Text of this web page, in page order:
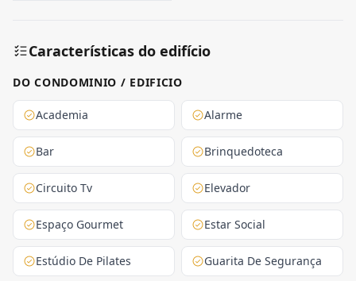
Características do edifício
DO CONDOMINIO / EDIFICIO
Academia Alarme
Bar Brinquedoteca
Circuito Tv Elevador
Espaço Gourmet Estar Social
Estúdio De Pilates Guarita De Segurança